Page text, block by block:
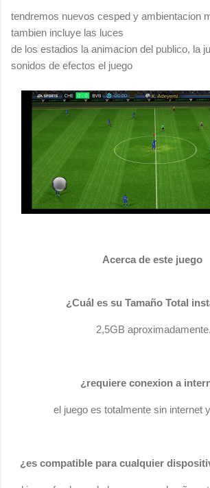
tendremos nuevos cesped y ambientacion
tambien incluye las luces
de los estadios la animacion del publico, la
sonidos de efectos el juego
Acerca de este juego
¿Cuál es su Tamaño Total
2,5GB aproximadamente.
¿requiere conexion a
el juego es totalmente sin internet
¿es compatible para cualquier